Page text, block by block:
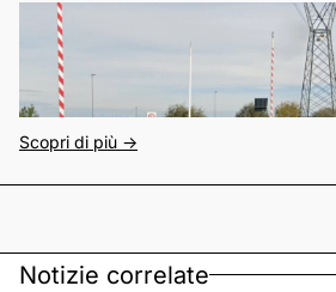
Scopri di più ->
Notizie correlate